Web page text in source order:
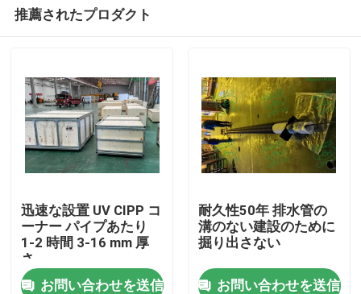
家
プロダクト
推薦されたプロダクト
迅速な設置 UV CIPP コ
ーナー パイプあたり
1-2 時間 3-16 mm 厚
さ
お問い合わせを送信
耐久性50年 排水管の
溝のない建設のために
掘り出さない
お問い合わせを送信